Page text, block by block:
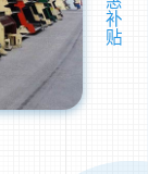
补
贴